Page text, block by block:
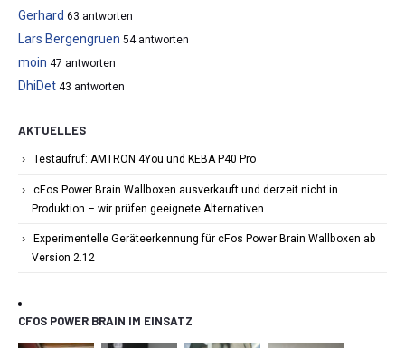
Gerhard 63 antworten
Lars Bergengruen 54 antworten
moin 47 antworten
DhiDet 43 antworten
AKTUELLES
Testaufruf: AMTRON 4You und KEBA P40 Pro
cFos Power Brain Wallboxen ausverkauft und derzeit nicht in
Produktion – wir prüfen geeignete Alternativen
Experimentelle Geräteerkennung für cFos Power Brain Wallboxen ab
Version 2.12
CFOS POWER BRAIN IM EINSATZ